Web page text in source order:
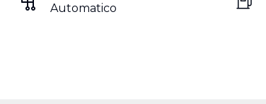
Automatico